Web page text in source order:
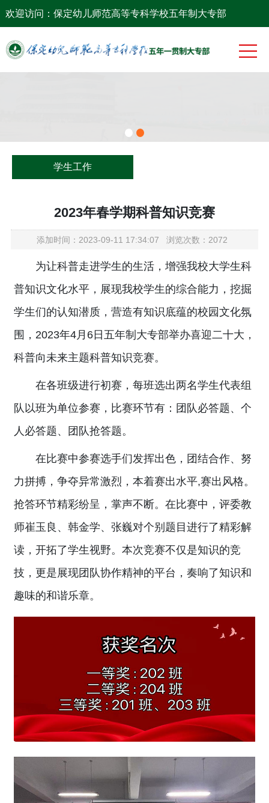
欢迎访问：保定幼儿师范高等专科学校五年制大专部
网站首页
学生工作
2023年春学期科普知识竞赛
添加时间：2023-09-11 17:34:07 浏览次数：2072
为让科普走进学生的生活，增强我校大学生科
普知识文化水平，展现我校学生的综合能力，挖掘
学生们的认知潜质，营造有知识底蕴的校园文化氛
围，2023年4月6日五年制大专部举办喜迎二十大，
科普向未来主题科普知识竞赛。
在各班级进行初赛，每班选出两名学生代表组
队以班为单位参赛，比赛环节有：团队必答题、个
人必答题、团队抢答题。
在比赛中参赛选手们发挥出色，团结合作、努
力拼搏，争夺异常激烈，本着赛出水平,赛出风格。
抢答环节精彩纷呈，掌声不断。在比赛中，评委教
师崔玉良、韩金学、张巍对个别题目进行了精彩解
读，开拓了学生视野。本次竞赛不仅是知识的竞
技，更是展现团队协作精神的平台，奏响了知识和
趣味的和谐乐章。